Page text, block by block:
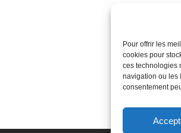
Pour offrir les
cookies pour
ces technologies
navigation ou les
consentement